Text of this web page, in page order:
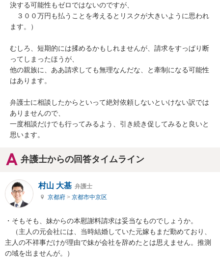
決する可能性もゼロではないのですが、
３００万円も払うことを考えるとリスクが大きいように思われ
ます。）
むしろ、短期的には揉めるかもしれませんが、請求をすっぱり断
ってしまったほうが、
他の親族に、ああ請求しても無理なんだな、と牽制になる可能性
はあります。
弁護士に相談したからといって絶対依頼しないといけない訳では
ありませんので、
一度相談だけでも行ってみるよう、引き続き促してみると良いと
思います。
弁護士からの回答タイムライン
村山 大基 弁護士
京都府 > 京都市中京区
・そもそも、妹からの本慰謝料請求は妥当なものでしょうか。
（主人の元会社には、当時結婚していた元嫁もまだ勤めており、
主人の不祥事だけが理由で妹が会社を辞めたとは思えません。推測
の域を出ませんが。）